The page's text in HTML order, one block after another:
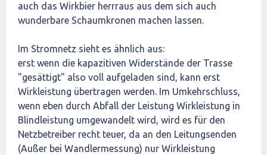
auch das Wirkbier herrraus aus dem sich auch
wunderbare Schaumkronen machen lassen.
Im Stromnetz sieht es ähnlich aus:
erst wenn die kapazitiven Widerstände der Trasse
"gesättigt" also voll aufgeladen sind, kann erst
Wirkleistung übertragen werden. Im Umkehrschluss,
wenn eben durch Abfall der Leistung Wirkleistung in
Blindleistung umgewandelt wird, wird es für den
Netzbetreiber recht teuer, da an den Leitungsenden
(Außer bei Wandlermessung) nur Wirkleistung